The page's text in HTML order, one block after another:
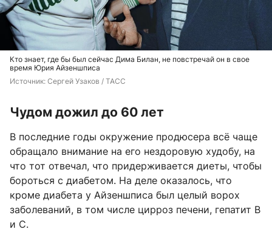
Кто знает, где бы был сейчас Дима Билан, не повстречай он в свое
время Юрия Айзеншписа
Источник: Сергей Узаков / ТАСС
Чудом дожил до 60 лет
В последние годы окружение продюсера всё чаще
обращало внимание на его нездоровую худобу, на
что тот отвечал, что придерживается диеты, чтобы
бороться с диабетом. На деле оказалось, что
кроме диабета у Айзеншписа был целый ворох
заболеваний, в том числе цирроз печени, гепатит В
и С.